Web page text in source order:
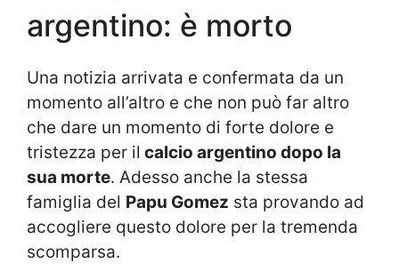
argentino: è morto
Una notizia arrivata e confermata da un
momento all’altro e che non può far altro
che dare un momento di forte dolore e
tristezza per il calcio argentino dopo la
sua morte. Adesso anche la stessa
famiglia del Papu Gomez sta provando ad
accogliere questo dolore per la tremenda
scomparsa.